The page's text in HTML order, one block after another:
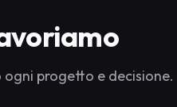
progetto e decisione.